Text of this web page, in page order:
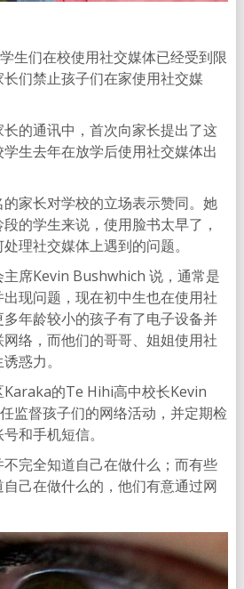
生们在校使用社交媒体已经受到限
们禁止孩子们在家使用社交媒
的通讯中，首次向家长提出了这
生去年在放学后使用社交媒体出
家长对学校的立场表示赞同。她
的学生来说，使用脸书太早了，
理社交媒体上遇到的问题。
席Kevin Bushwhich 说，通常是
现问题，现在初中生也在使用社
年龄较小的孩子有了电子设备并
络，而他们的哥哥、姐姐使用社
惑力。
的Te Hihi高中校长Kevin
监督孩子们的网络活动，并定期检
和手机短信。
完全知道自己在做什么；而有些
己在做什么的，他们有意通过网